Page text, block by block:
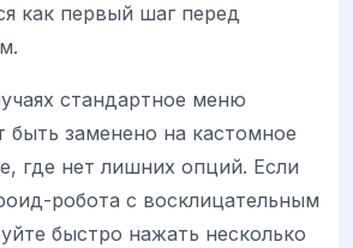
как первый шаг перед
стандартное меню
быть заменено на кастомное
где нет лишних опций. Если
робота с восклицательным
быстро нажать несколько